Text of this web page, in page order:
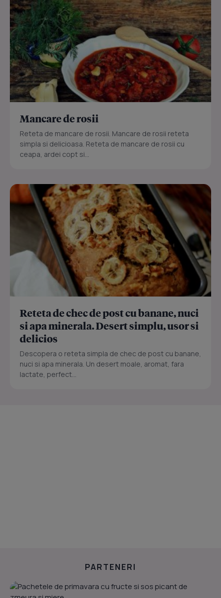
Mancare de rosii
Reteta de mancare de rosii. Mancare de rosii reteta
simpla si delicioasa. Reteta de mancare de rosii cu
ceapa, ardei copt si...
Reteta de chec de post cu banane, nuci
si apa minerala. Desert simplu, usor si
delicios
Descopera o reteta simpla de chec de post cu banane,
nuci si apa minerala. Un desert moale, aromat, fara
lactate, perfect...
PARTENERI